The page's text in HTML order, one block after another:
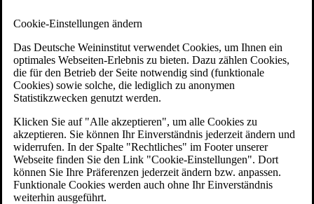
Über uns
Mitglieder
Mitglied werden
Cookie-Einstellungen ändern
Das Deutsche Weininstitut verwendet Cookies, um Ihnen ein
optimales Webseiten-Erlebnis zu bieten. Dazu zählen Cookies,
die für den Betrieb der Seite notwendig sind (funktionale
Cookies) sowie solche, die lediglich zu anonymen
Statistikzwecken genutzt werden.
Klicken Sie auf "Alle akzeptieren", um alle Cookies zu
akzeptieren. Sie können Ihr Einverständnis jederzeit ändern und
widerrufen. In der Spalte "Rechtliches" im Footer unserer
Webseite finden Sie den Link "Cookie-Einstellungen". Dort
können Sie Ihre Präferenzen jederzeit ändern bzw. anpassen.
Funktionale Cookies werden auch ohne Ihr Einverständnis
weiterhin ausgeführt.